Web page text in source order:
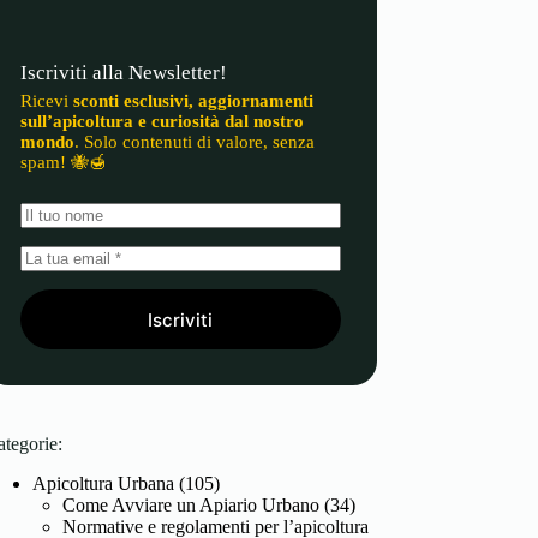
Iscriviti alla Newsletter!
Ricevisconti esclusivi, aggiornamenti
sull’apicoltura e curiosità dal nostro
mondo. Solo contenuti di valore, senza
spam! 🐝🍯
Iscriviti
Apicoltura Urbana (105)
Come Avviare un Apiario Urbano (34)
Normative e regolamenti per l’apicoltura